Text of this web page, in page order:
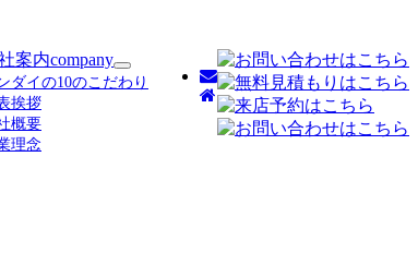
案内company
サ
ブ
ダイの10のこだわり
挨拶
概要
理念